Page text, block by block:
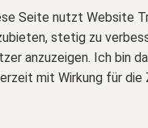
Seite nutzt Website
stetig zu
anzuzeigen. Ich bin
mit Wirkung für die